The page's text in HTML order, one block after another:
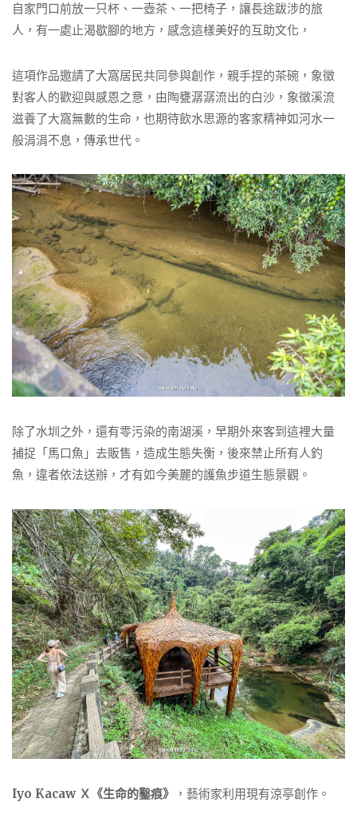
自家門口前放一只杯、一壺茶、一把椅子，讓長途跋涉的旅
人，有一處止渴歇腳的地方，感念這樣美好的互助文化，
這項作品邀請了大窩居民共同參與創作，親手捏的茶碗，象徵
對客人的歡迎與感恩之意，由陶甕潺潺流出的白沙，象徵溪流
滋養了大窩無數的生命，也期待飲水思源的客家精神如河水一
般涓涓不息，傳承世代。
除了水圳之外，還有零污染的南湖溪，早期外來客到這裡大量
捕捉「馬口魚」去販售，造成生態失衡，後來禁止所有人釣
魚，違者依法送辦，才有如今美麗的護魚步道生態景觀。
Iyo Kacaw Ｘ《生命的鑿痕》 ，藝術家利用現有涼亭創作。